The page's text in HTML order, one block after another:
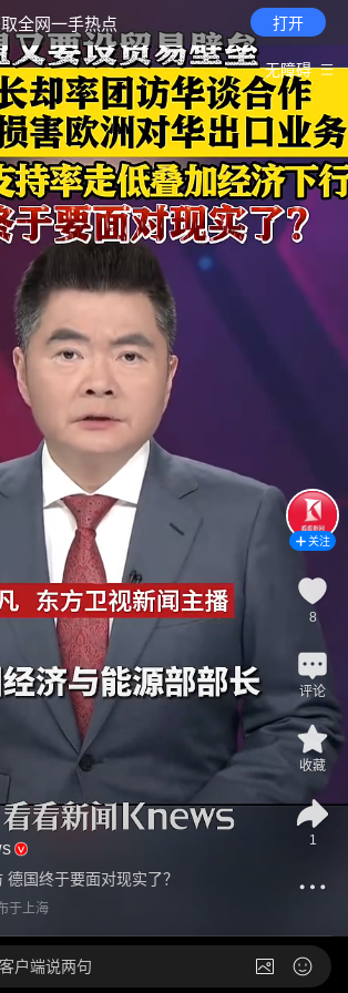
取全网一手热点 打开
无障碍
德国终于要面对现实了？
于上海
关注
8
评论
收藏
1
户端说两句